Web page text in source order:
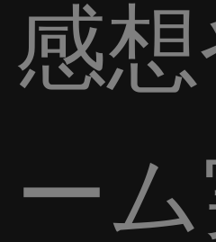
感
ー